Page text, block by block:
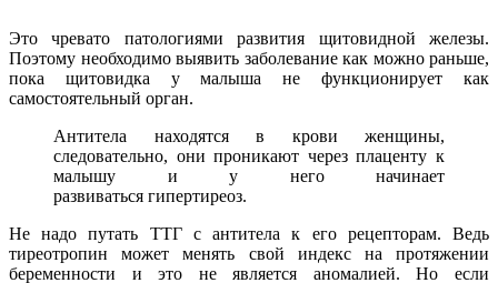
Это чревато патологиями развития щитовидной железы.
Поэтому необходимо выявить заболевание как можно раньше,
пока щитовидка у малыша не функционирует как
самостоятельный орган.
Антитела находятся в крови женщины,
следовательно, они проникают через плаценту к
малышу и у него начинает
развиваться гипертиреоз.
Не надо путать ТТГ с антитела к его рецепторам. Ведь
тиреотропин может менять свой индекс на протяжении
беременности и это не является аномалией. Но если